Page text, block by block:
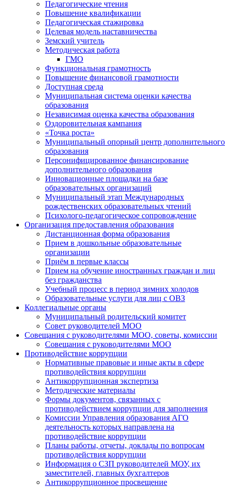
Педагогические чтения
Повышение квалификации
Педагогическая стажировка
Целевая модель наставничества
Земский учитель
Методическая работа
ГМО
Функциональная грамотность
Повышение финансовой грамотности
Доступная среда
Муниципальная система оценки качества
образования
Независимая оценка качества образования
Оздоровительная кампания
«Точка роста»
Муниципальный опорный центр дополнительного
образования
Персонифицированное финансирование
дополнительного образования
Инновационные площадки на базе
образовательных организаций
Муниципальный этап Международных
рождественских образовательных чтений
Психолого-педагогическое сопровождение
Организация предоставления образования
Дистанционная форма образования
Прием в дошкольные образовательные
организации
Приём в первые классы
Прием на обучение иностранных граждан и лиц
без гражданства
Учебный процесс в период зимних холодов
Образовательные услуги для лиц с ОВЗ
Коллегиальные органы
Муниципальный родительский комитет
Совет руководителей МОО
Совещания с руководителями МОО, советы, комиссии
Совещания с руководителями МОО
Противодействие коррупции
Нормативные правовые и иные акты в сфере
противодействия коррупции
Антикоррупционная экспертиза
Методические материалы
Формы документов, связанных с
противодействием коррупции для заполнения
Комиссии Управления образования АГО
деятельность которых направлена на
противодействие коррупции
Планы работы, отчеты, доклады по вопросам
противодействия коррупции
Информация о СЗП руководителей МОУ, их
заместителей, главных бухгалтеров
Антикоррупционное просвещение